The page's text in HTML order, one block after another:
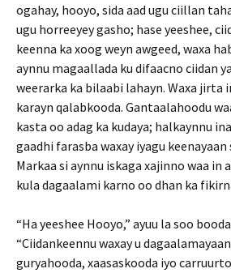
ogahay, hooyo, sida aad ugu ciillan
ugu horreeyey gasho; hase yeeshee,
keenna ka xoog weyn awgeed, waxa
aynnu magaallada ku difaacno ciidan
weerarka ka bilaabi lahayn. Waxa jirta
karayn qalabkooda. Gantaalahoodu
kasta oo adag ka kudaya; halkaynnu
gaadhi farasba waxay iyagu keenayaan
Markaa si aynnu iskaga xajinno waa in
kula dagaalami karno oo dhan ka
“Ha yeeshee Hooyo,” ayuu la soo
“Ciidankeennu waxay u
guryahooda, xaasaskooda iyo